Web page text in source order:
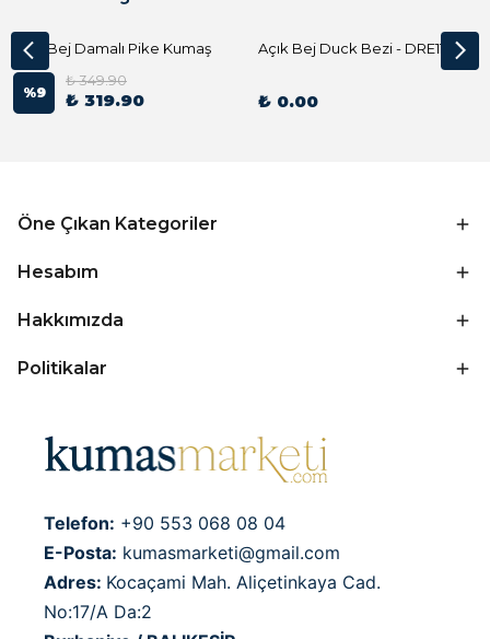
Açık Bej Damalı Pike Kumaş
%9
₺ 349.90
₺ 319.90
Açık Bej Duck Bezi - DRE1144 Kumaş Peçete
₺ 0.00
Öne Çıkan Kategoriler
Hesabım
Hakkımızda
Politikalar
Telefon: +90 553 068 08 04
E-Posta: kumasmarketi@gmail.com
Adres: Kocaçami Mah. Aliçetinkaya Cad.
No:17/A Da:2